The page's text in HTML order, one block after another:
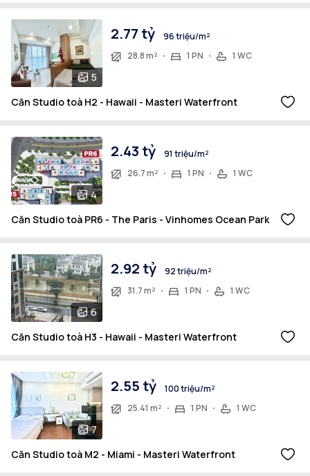
5
2.77 tỷ
96 triệu/m²
28.8 m²
1 PN 1 WC
Căn Studio toà H2 - Hawaii - Masteri Waterfront
4
2.43 tỷ
91 triệu/m²
26.7 m²
1 PN 1 WC
Căn Studio toà PR6 - The Paris - Vinhomes Ocean Park
6
2.92 tỷ
92 triệu/m²
31.7 m²
1 PN 1 WC
Căn Studio toà H3 - Hawaii - Masteri Waterfront
7
2.55 tỷ
100 triệu/m²
25.41 m²
1 PN 1 WC
Căn Studio toà M2 - Miami - Masteri Waterfront